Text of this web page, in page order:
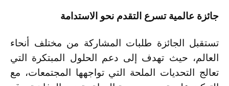
جائزة عالمية تسرع التقدم نحو الاستدامة
تستقبل الجائزة طلبات المشاركة من مختلف أنحاء
العالم، حيث تهدف إلى دعم الحلول المبتكرة التي
تعالج التحديات الملحة التي تواجهها المجتمعات، مع